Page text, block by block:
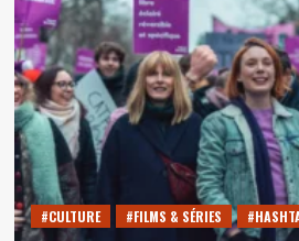
#CULTURE #FILMS & SÉRIES